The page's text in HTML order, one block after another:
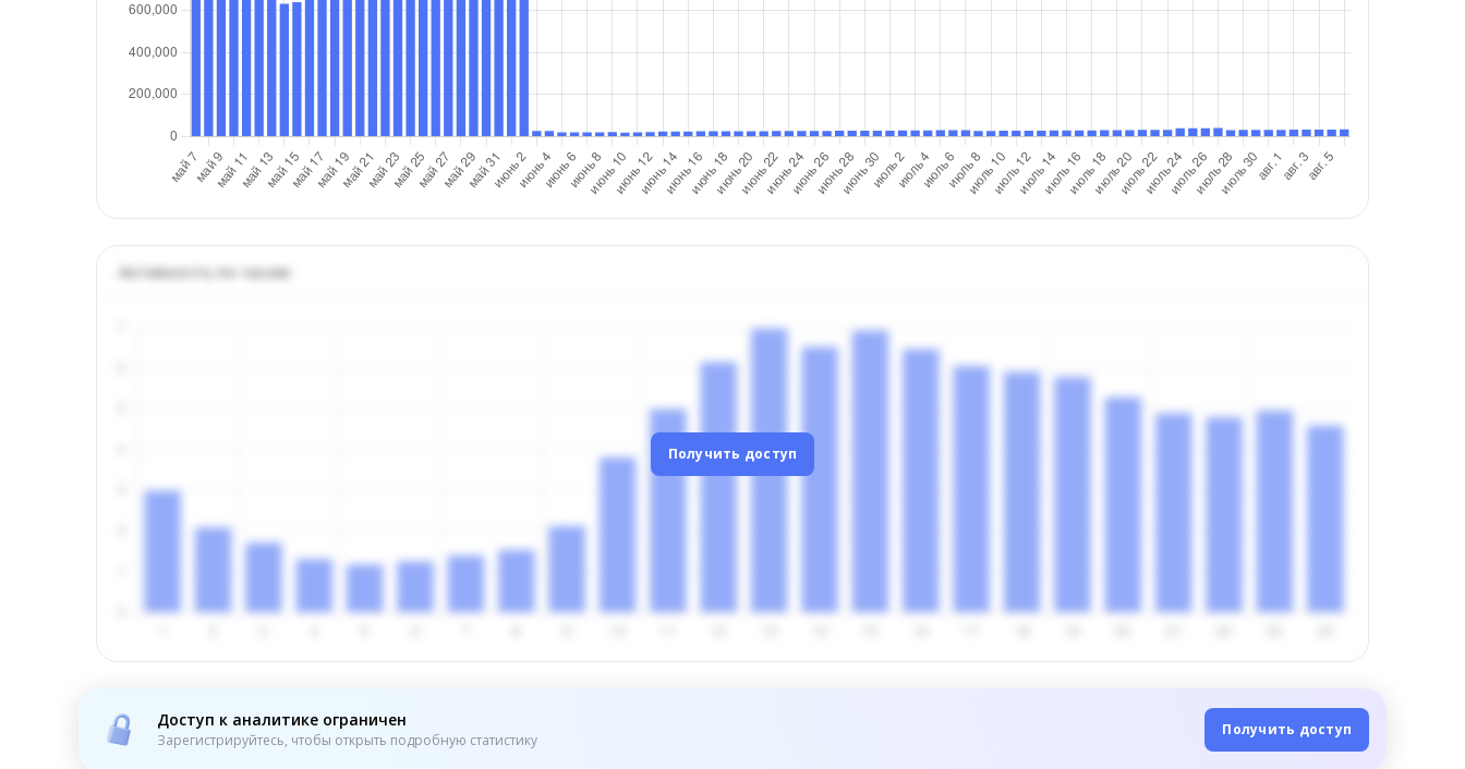
Активность по часам
Получить доступ
Доступ к аналитике ограничен
Зарегистрируйтесь, чтобы открыть подробную статистику
Получить доступ